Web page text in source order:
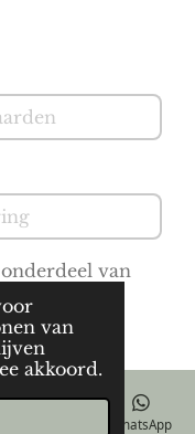
van
akkoord.
van
WhatsApp